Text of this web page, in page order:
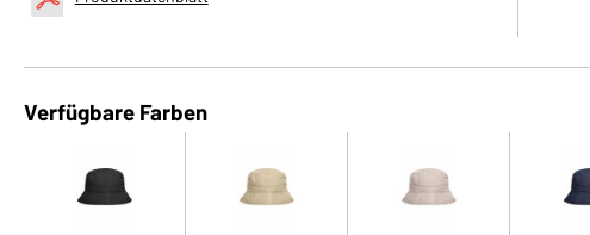
Verfügbare Farben